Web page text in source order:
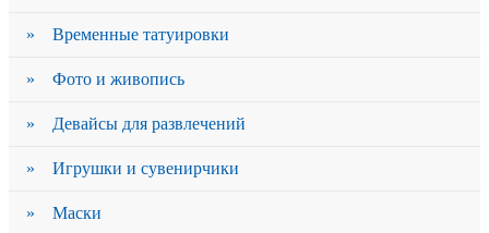
» Временные татуировки
» Фото и живопись
» Девайсы для развлечений
» Игрушки и сувенирчики
» Маски